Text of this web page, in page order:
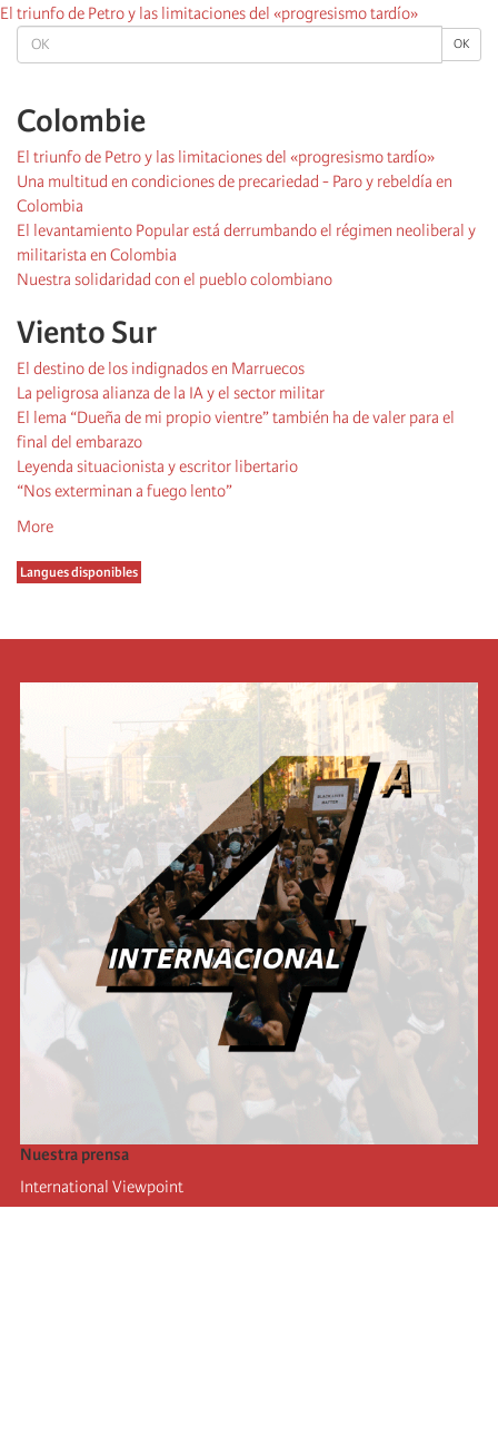
OK OK
Colombie
El triunfo de Petro y las limitaciones del «progresismo tardío»
Una multitud en condiciones de precariedad - Paro y rebeldía en
Colombia
El levantamiento Popular está derrumbando el régimen neoliberal y
militarista en Colombia
Nuestra solidaridad con el pueblo colombiano
Viento Sur
El destino de los indignados en Marruecos
La peligrosa alianza de la IA y el sector militar
El lema “Dueña de mi propio vientre” también ha de valer para el
final del embarazo
Leyenda situacionista y escritor libertario
“Nos exterminan a fuego lento”
More
Langues disponibles
El triunfo de Petro y las limitaciones del «progresismo tardío»
Nuestra prensa
International Viewpoint